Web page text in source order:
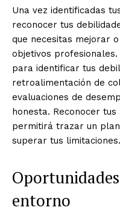
Una vez identificadas
reconocer tus
que necesitas mejorar
objetivos
para identificar tus
retroalimentación de
evaluaciones de
honesta. Reconocer
permitirá trazar un
superar tus limitaciones.
entorno